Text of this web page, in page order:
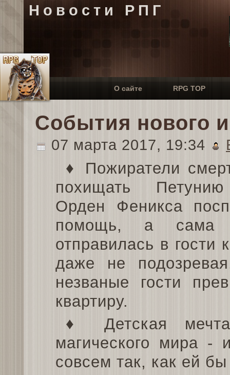
Новости РПГ
О сайте RPG TOP
События нового
07 марта 2017, 19:34
♦ Пожиратели
похищать
Орден Феникса
помощь, а сама
отправилась в гости
даже не
незваные гости
квартиру.
♦ Детская
магического мира -
совсем так, как ей бы